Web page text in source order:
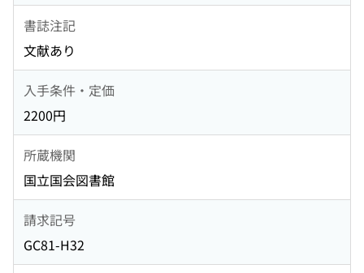
書誌注記
文献あり
入手条件・定価
2200円
所蔵機関
国立国会図書館
請求記号
GC81-H32